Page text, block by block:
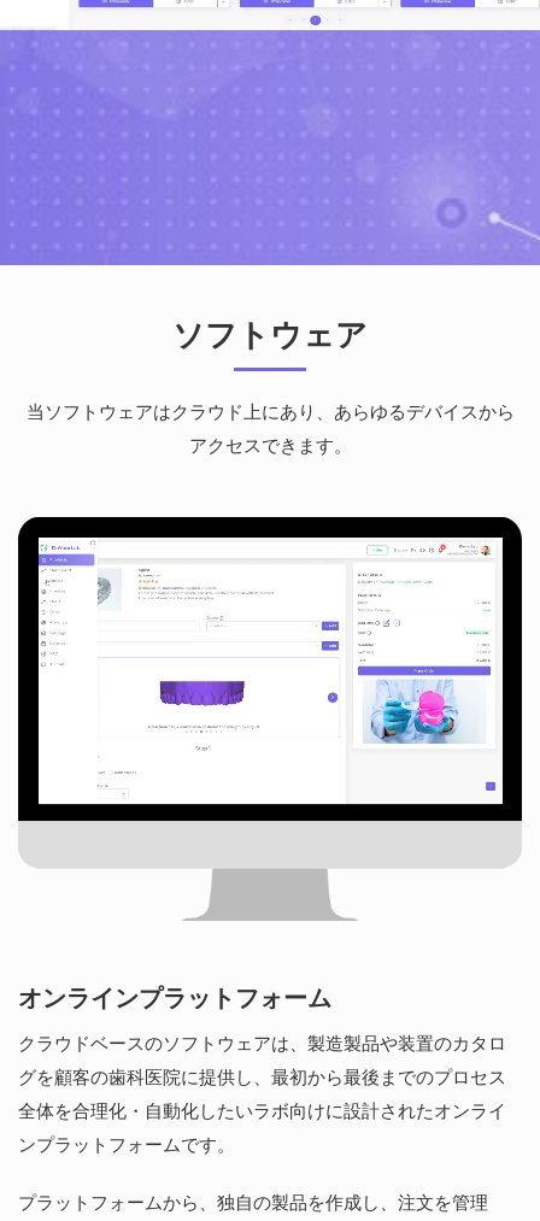
ソフトウェア
当ソフトウェアはクラウド上にあり、あらゆるデバイスから
アクセスできます。
オンラインプラットフォーム
クラウドベースのソフトウェアは、製造製品や装置のカタロ
グを顧客の歯科医院に提供し、最初から最後までのプロセス
全体を合理化・自動化したいラボ向けに設計されたオンライ
ンプラットフォームです。
プラットフォームから、独自の製品を作成し、注文を管理